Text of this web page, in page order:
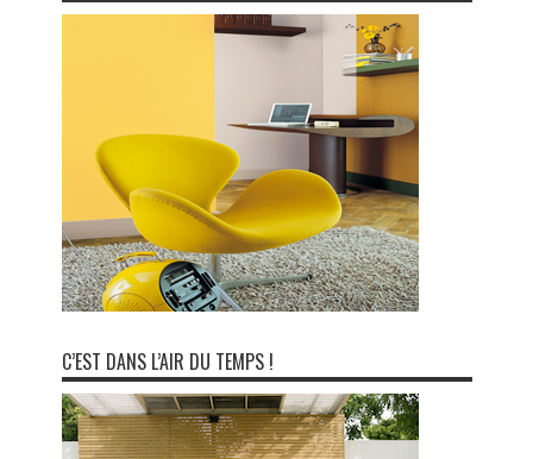
C’EST DANS L’AIR DU TEMPS !